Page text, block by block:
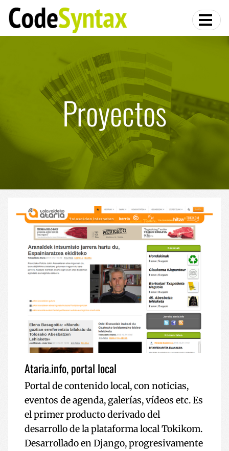
Proyectos
Ataria.info, portal local
Portal de contenido local, con noticias,
eventos de agenda, galerías, vídeos etc. Es
el primer producto derivado del
desarrollo de la plataforma local Tokikom.
Desarrollado en Django, progresivamente